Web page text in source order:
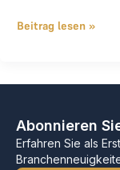
Beitrag lesen »
Abonnieren
Erfahren Sie als